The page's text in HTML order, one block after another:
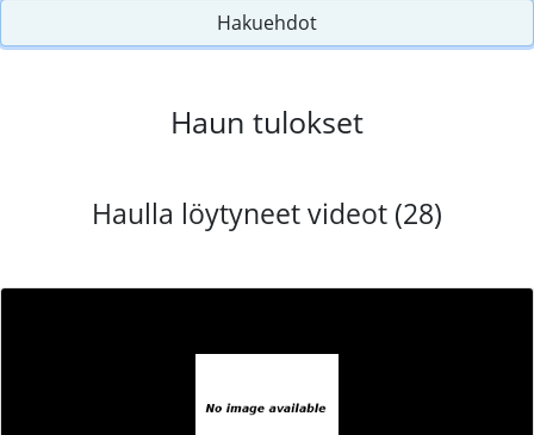
Hakuehdot
Haun tulokset
Haulla löytyneet videot (28)